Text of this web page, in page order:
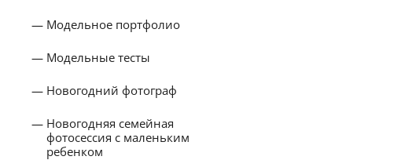
Модельное портфолио
Модельные тесты
Новогодний фотограф
Новогодняя семейная
фотосессия с маленьким
ребенком